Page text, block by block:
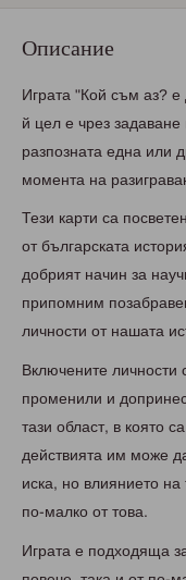
Описание
Играта "Кой съм аз? е
й цел е чрез
разпозната една или
момента на
Тези карти са
от българската
добрият начин за
припомним
личности от нашата
Включените личности
променили и
тази област, в която
действията им може
иска, но влиянието на
по-малко от това.
Играта е подходяща